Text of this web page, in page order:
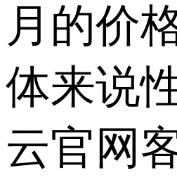
月的价
体来说
云官网